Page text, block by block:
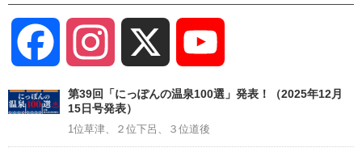
Facebook Instagram
Channel
第39回「にっぽんの温泉100選」発表！（2025年12月
15日号発表）
1位草津、２位下呂、３位道後